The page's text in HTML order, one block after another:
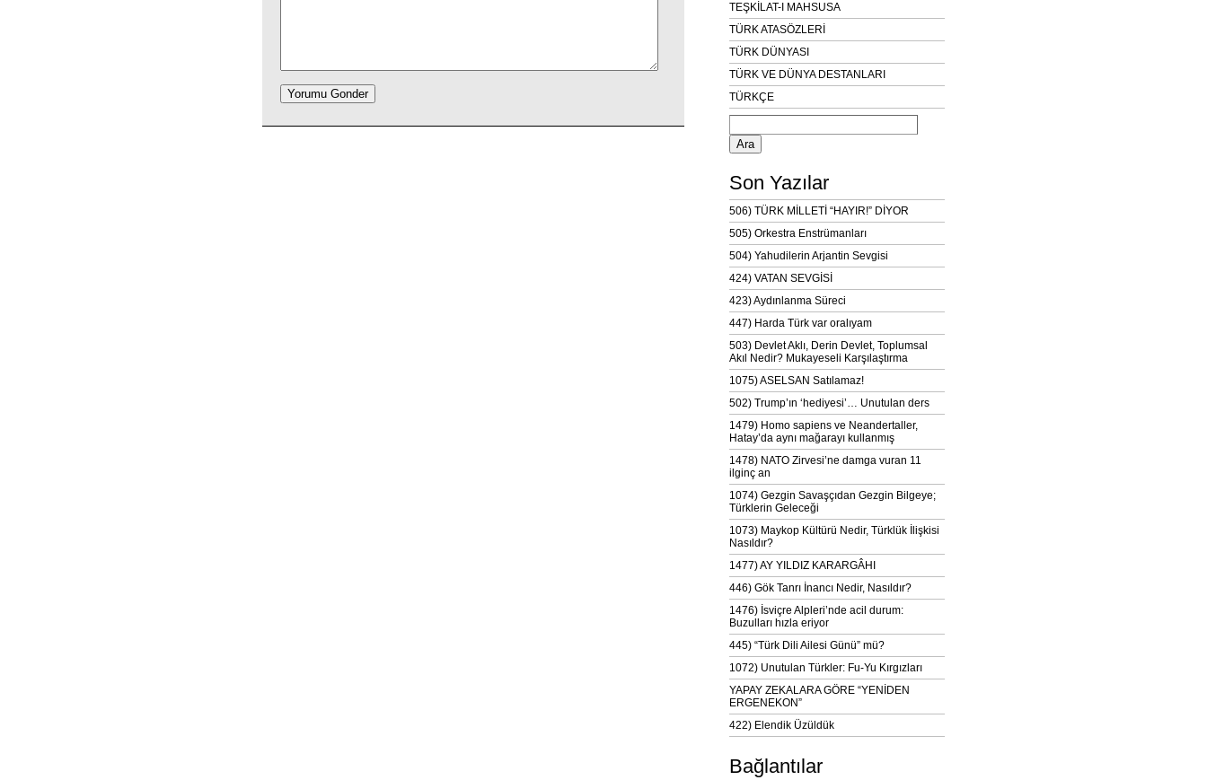
TEŞKİLAT-I MAHSUSA
TÜRK ATASÖZLERİ
TÜRK DÜNYASI
TÜRK VE DÜNYA DESTANLARI
TÜRKÇE
Arama:
Son Yazılar
506) TÜRK MİLLETİ “HAYIR!” DİYOR
505) Orkestra Enstrümanları
504) Yahudilerin Arjantin Sevgisi
424) VATAN SEVGİSİ
423) Aydınlanma Süreci
447) Harda Türk var oralıyam
503) Devlet Aklı, Derin Devlet, Toplumsal
Akıl Nedir? Mukayeseli Karşılaştırma
1075) ASELSAN Satılamaz!
502) Trump’ın ‘hediyesi’… Unutulan ders
1479) Homo sapiens ve Neandertaller,
Hatay’da aynı mağarayı kullanmış
1478) NATO Zirvesi’ne damga vuran 11
ilginç an
1074) Gezgin Savaşçıdan Gezgin Bilgeye;
Türklerin Geleceği
1073) Maykop Kültürü Nedir, Türklük İlişkisi
Nasıldır?
1477) AY YILDIZ KARARGÂHI
446) Gök Tanrı İnancı Nedir, Nasıldır?
1476) İsviçre Alpleri’nde acil durum:
Buzulları hızla eriyor
445) “Türk Dili Ailesi Günü” mü?
1072) Unutulan Türkler: Fu-Yu Kırgızları
YAPAY ZEKALARA GÖRE “YENİDEN
ERGENEKON”
422) Elendik Üzüldük
Bağlantılar